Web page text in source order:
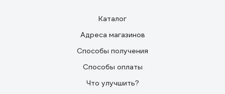
Каталог
Адреса магазинов
Способы получения
Способы оплаты
Что улучшить?